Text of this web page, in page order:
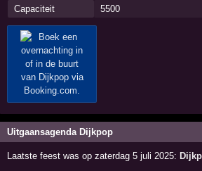
Capaciteit
5500
Uitgaansagenda Dijkpop
Laatste feest was op zaterdag 5 juli 2025: